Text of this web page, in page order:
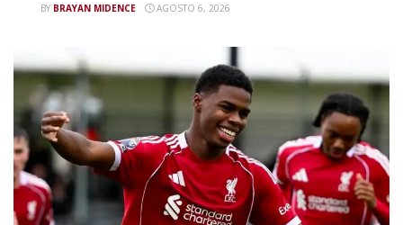
BY BRAYAN MIDENCE AGOSTO 6, 2026